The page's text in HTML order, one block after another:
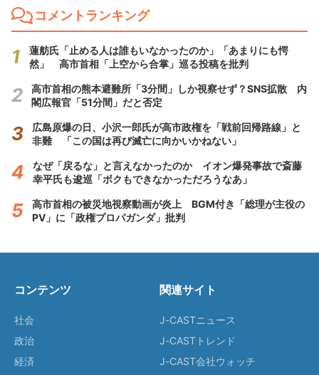
コメントランキング
蓮舫氏「止める人は誰もいなかったのか」「あまりにも愕
然」 高市首相「上空から合掌」巡る投稿を批判
高市首相の熊本避難所「3分間」しか視察せず？SNS拡散 内
閣広報官「51分間」だと否定
広島原爆の日、小沢一郎氏が高市政権を「戦前回帰路線」と
非難 「この国は再び滅亡に向かいかねない」
なぜ「戻るな」と言えなかったのか イオン爆発事故で斎藤
幸平氏も逡巡「ボクもできなかっただろうなあ」
高市首相の被災地視察動画が炎上 BGM付き「総理が主役の
PV」に「政権プロパガンダ」批判
コンテンツ
社会
政治
経済
関連サイト
J-CASTニュース
J-CASTトレンド
J-CAST会社ウォッチ